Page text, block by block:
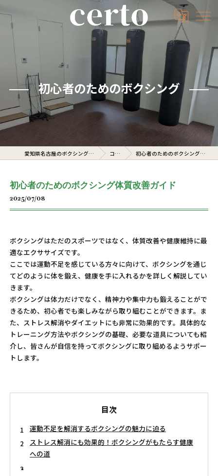
初心者のためのボクシング
愛知県名古屋のボクシングジムならcerto コラム 初心者のためのボクシング体質改善ガイド
初心者のためのボクシング体質改善ガイド
2025/07/08
ボクシングはただのスポーツではなく、体質改善や健康維持に最
適なエクササイズです。
ここでは運動不足を感じている方々に向けて、ボクシングを通じ
てどのように体を鍛え、健康を手に入れるかを詳しく解説してい
きます。
ボクシングは体力だけでなく、精神力や集中力も鍛えることがで
きるため、初心者でも楽しみながら取り組むことができます。ま
た、ストレス解消やダイエットにも非常に効果的です。具体的な
トレーニング方法やボクシングの基礎、必要な道具についても紹
介し、皆さんが自信を持ってボクシングに取り組めるようサポー
トします。
目次
運動不足を解消するボクシングの魅力に迫る
ストレス解消にも効果的！ボクシングがもたらす健康
への道